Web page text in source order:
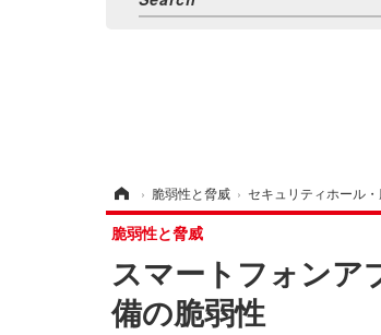
› 脆弱性と脅威 › セキュリティホール
スマートフォンア
備の脆弱性
脆弱性と脅威